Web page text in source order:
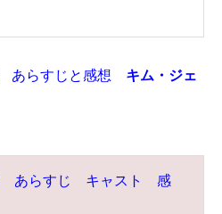
あらすじと感想 キム・ジェ
あらすじ キャスト 感